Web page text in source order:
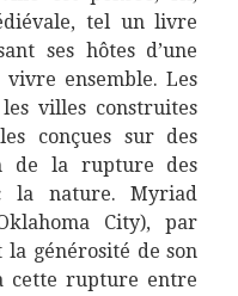
tel un livre
ses hôtes d’une
ensemble. Les
villes construites
conçues sur des
de la rupture des
la nature. Myriad
City), par
la générosité de son
cette rupture entre